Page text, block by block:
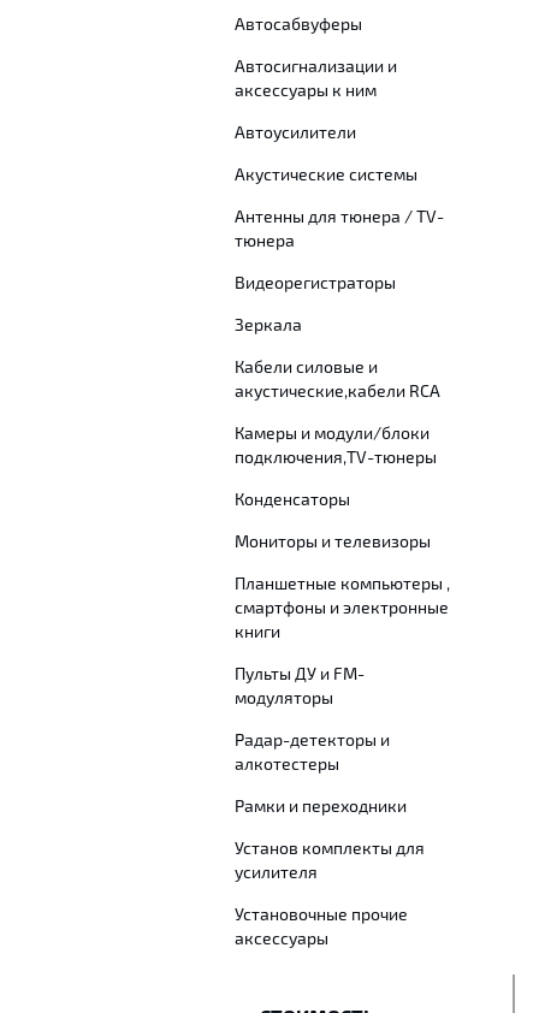
Автосабвуферы
Автосигнализации и
аксессуары к ним
Автоусилители
Акустические системы
Антенны для тюнера / TV-
тюнера
Видеорегистраторы
Зеркала
Кабели силовые и
акустические,кабели RCA
Камеры и модули/блоки
подключения,TV-тюнеры
Конденсаторы
Мониторы и телевизоры
Планшетные компьютеры ,
смартфоны и электронные
книги
Пульты ДУ и FM-
модуляторы
Радар-детекторы и
алкотестеры
Рамки и переходники
Установ комплекты для
усилителя
Установочные прочие
аксессуары